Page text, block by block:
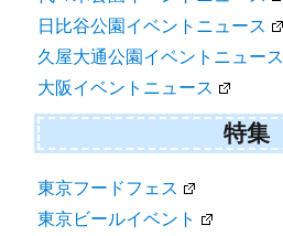
日比谷公園イベントニュース
久屋大通公園イベントニュース
大阪イベントニュース
特集
東京フードフェス
東京ビールイベント